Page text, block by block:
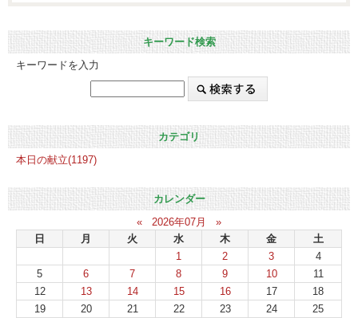
キーワード検索
キーワードを入力
カテゴリ
本日の献立(1197)
カレンダー
«
2026年07月
»
日
月 火 水 木 金
土
1
2 3
4
5
6 7 8 9 10
11
12
13 14 15 16 17
18
19
20 21 22 23 24
25